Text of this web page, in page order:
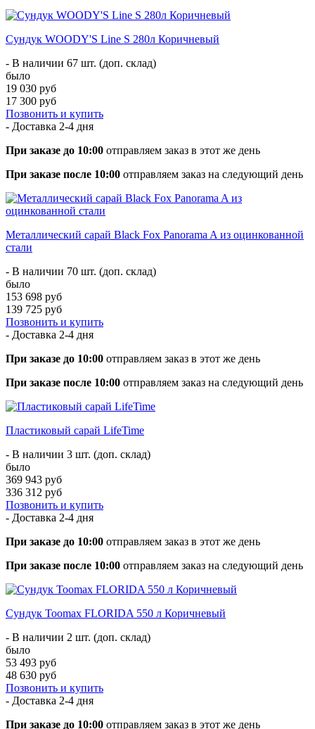
Сундук WOODY'S Line S 280л Коричневый
- В наличии 67 шт. (доп. склад)
было
19 030 руб
17 300 руб
Позвонить и купить
- Доставка 2-4 дня
При заказе до 10:00 отправляем заказ в этот же день
При заказе после 10:00 отправляем заказ на следующий день
Металлический сарай Black Fox Panorama A из оцинкованной
стали
- В наличии 70 шт. (доп. склад)
было
153 698 руб
139 725 руб
Позвонить и купить
- Доставка 2-4 дня
При заказе до 10:00 отправляем заказ в этот же день
При заказе после 10:00 отправляем заказ на следующий день
Пластиковый сарай LifeTime
- В наличии 3 шт. (доп. склад)
было
369 943 руб
336 312 руб
Позвонить и купить
- Доставка 2-4 дня
При заказе до 10:00 отправляем заказ в этот же день
При заказе после 10:00 отправляем заказ на следующий день
Сундук Toomax FLORIDA 550 л Коричневый
- В наличии 2 шт. (доп. склад)
было
53 493 руб
48 630 руб
Позвонить и купить
- Доставка 2-4 дня
При заказе до 10:00 отправляем заказ в этот же день